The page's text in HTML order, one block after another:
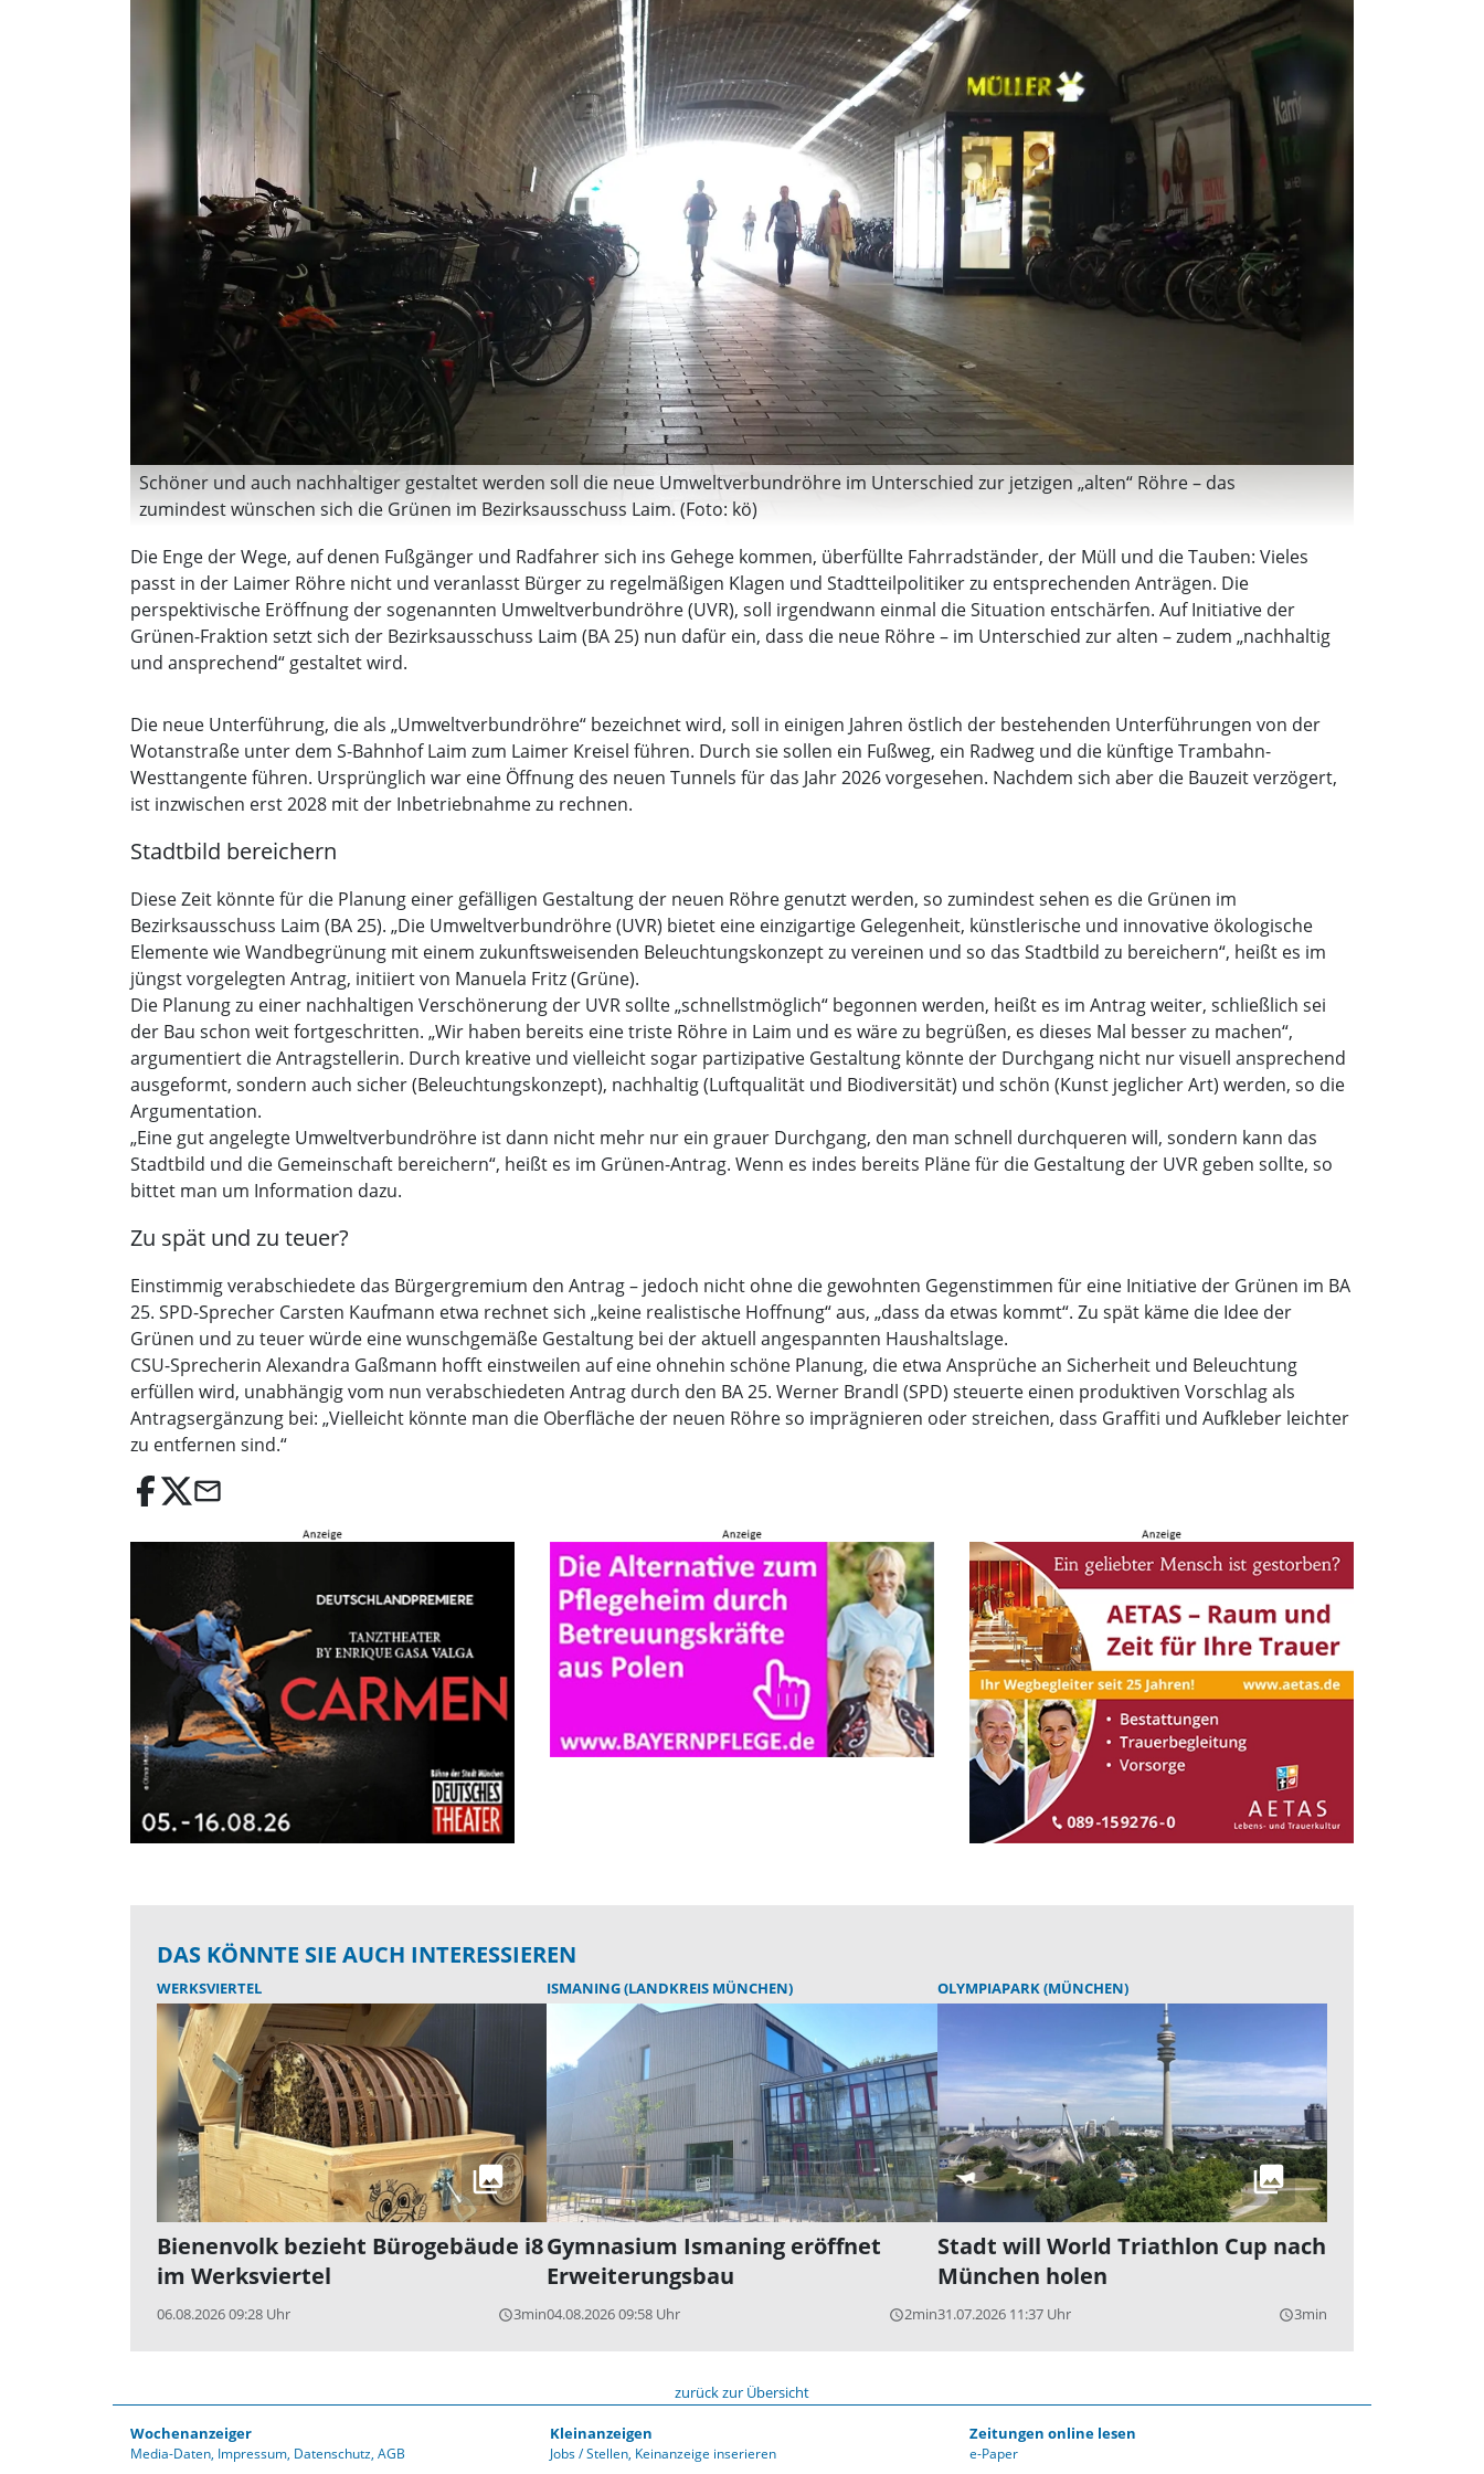
Schöner und auch nachhaltiger gestaltet werden soll die neue Umweltverbundröhre im Unterschied zur jetzigen „alten“ Röhre – das
zumindest wünschen sich die Grünen im Bezirksausschuss Laim. (Foto: kö)
Die Enge der Wege, auf denen Fußgänger und Radfahrer sich ins Gehege kommen, überfüllte Fahrradständer, der Müll und die Tauben: Vieles
passt in der Laimer Röhre nicht und veranlasst Bürger zu regelmäßigen Klagen und Stadtteilpolitiker zu entsprechenden Anträgen. Die
perspektivische Eröffnung der sogenannten Umweltverbundröhre (UVR), soll irgendwann einmal die Situation entschärfen. Auf Initiative der
Grünen-Fraktion setzt sich der Bezirksausschuss Laim (BA 25) nun dafür ein, dass die neue Röhre – im Unterschied zur alten – zudem „nachhaltig
und ansprechend“ gestaltet wird.
Die neue Unterführung, die als „Umweltverbundröhre“ bezeichnet wird, soll in einigen Jahren östlich der bestehenden Unterführungen von der
Wotanstraße unter dem S-Bahnhof Laim zum Laimer Kreisel führen. Durch sie sollen ein Fußweg, ein Radweg und die künftige Trambahn-
Westtangente führen. Ursprünglich war eine Öffnung des neuen Tunnels für das Jahr 2026 vorgesehen. Nachdem sich aber die Bauzeit verzögert,
ist inzwischen erst 2028 mit der Inbetriebnahme zu rechnen.
Stadtbild bereichern
Diese Zeit könnte für die Planung einer gefälligen Gestaltung der neuen Röhre genutzt werden, so zumindest sehen es die Grünen im
Bezirksausschuss Laim (BA 25). „Die Umweltverbundröhre (UVR) bietet eine einzigartige Gelegenheit, künstlerische und innovative ökologische
Elemente wie Wandbegrünung mit einem zukunftsweisenden Beleuchtungskonzept zu vereinen und so das Stadtbild zu bereichern“, heißt es im
jüngst vorgelegten Antrag, initiiert von Manuela Fritz (Grüne).
Die Planung zu einer nachhaltigen Verschönerung der UVR sollte „schnellstmöglich“ begonnen werden, heißt es im Antrag weiter, schließlich sei
der Bau schon weit fortgeschritten. „Wir haben bereits eine triste Röhre in Laim und es wäre zu begrüßen, es dieses Mal besser zu machen“,
argumentiert die Antragstellerin. Durch kreative und vielleicht sogar partizipative Gestaltung könnte der Durchgang nicht nur visuell ansprechend
ausgeformt, sondern auch sicher (Beleuchtungskonzept), nachhaltig (Luftqualität und Biodiversität) und schön (Kunst jeglicher Art) werden, so die
Argumentation.
„Eine gut angelegte Umweltverbundröhre ist dann nicht mehr nur ein grauer Durchgang, den man schnell durchqueren will, sondern kann das
Stadtbild und die Gemeinschaft bereichern“, heißt es im Grünen-Antrag. Wenn es indes bereits Pläne für die Gestaltung der UVR geben sollte, so
bittet man um Information dazu.
Zu spät und zu teuer?
Einstimmig verabschiedete das Bürgergremium den Antrag – jedoch nicht ohne die gewohnten Gegenstimmen für eine Initiative der Grünen im BA
25. SPD-Sprecher Carsten Kaufmann etwa rechnet sich „keine realistische Hoffnung“ aus, „dass da etwas kommt“. Zu spät käme die Idee der
Grünen und zu teuer würde eine wunschgemäße Gestaltung bei der aktuell angespannten Haushaltslage.
CSU-Sprecherin Alexandra Gaßmann hofft einstweilen auf eine ohnehin schöne Planung, die etwa Ansprüche an Sicherheit und Beleuchtung
erfüllen wird, unabhängig vom nun verabschiedeten Antrag durch den BA 25. Werner Brandl (SPD) steuerte einen produktiven Vorschlag als
Antragsergänzung bei: „Vielleicht könnte man die Oberfläche der neuen Röhre so imprägnieren oder streichen, dass Graffiti und Aufkleber leichter
zu entfernen sind.“
email
DAS KÖNNTE SIE AUCH INTERESSIEREN
WERKSVIERTEL
Bienenvolk bezieht Bürogebäude i8
im Werksviertel
06.08.2026 09:28 Uhr query_builder3min
ISMANING (LANDKREIS MÜNCHEN)
Gymnasium Ismaning eröffnet
Erweiterungsbau
04.08.2026 09:58 Uhr query_builder2min
OLYMPIAPARK (MÜNCHEN)
Stadt will World Triathlon Cup nach
München holen
31.07.2026 11:37 Uhr query_builder3min
zurück zur Übersicht
Wochenanzeiger
Media-Daten Impressum Datenschutz AGB
Kleinanzeigen
Jobs / Stellen Keinanzeige inserieren
Zeitungen online lesen
e-Paper